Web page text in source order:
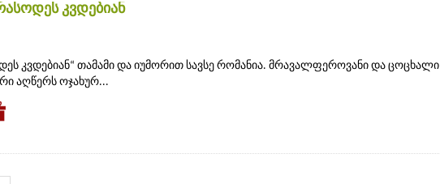
კვდებიან
კვდებიან“ თამამი და იუმორით სავსე რომანია. მრავალფეროვანი და ცოცხალი
აღწერს ოჯახურ...